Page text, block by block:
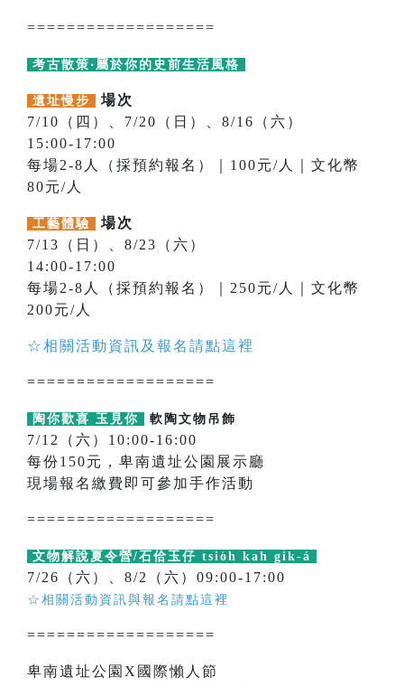
===================
考古散策‧屬於你的史前生活風格
遺址慢步
場次
7/10（四）、7/20（日）、8/16（六）
15:00-17:00
每場2-8人（採預約報名）｜100元/人｜文化幣
80元/人
工藝體驗
場次
7/13（日）、8/23（六）
14:00-17:00
每場2-8人（採預約報名）｜250元/人｜文化幣
200元/人
☆相關活動資訊及報名請點這裡
===================
陶你歡喜 玉見你 軟陶文物吊飾
7/12（六）10:00-16:00
每份150元，卑南遺址公園展示廳
現場報名繳費即可參加手作活動
===================
文物解說夏令營/石佮玉仔 tsio̍h kah gi̍k-á
7/26（六）、8/2（六）09:00-17:00
☆相關活動資訊與報名請點這裡
===================
卑南遺址公園X國際懶人節